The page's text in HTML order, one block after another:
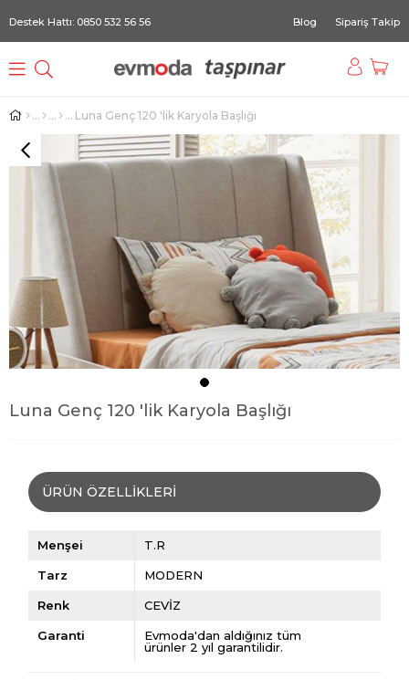
Destek Hattı: 0850 532 56 56 Blog Sipariş Takip
Luna Genç 120 'lik Karyola Başlığı
Luna Genç 120 'lik Karyola Başlığı
ÜRÜN ÖZELLIKLERI
Menşei T.R
Tarz MODERN
Renk CEVİZ
Garanti
Evmoda'dan aldığınız tüm
ürünler 2 yıl garantilidir.